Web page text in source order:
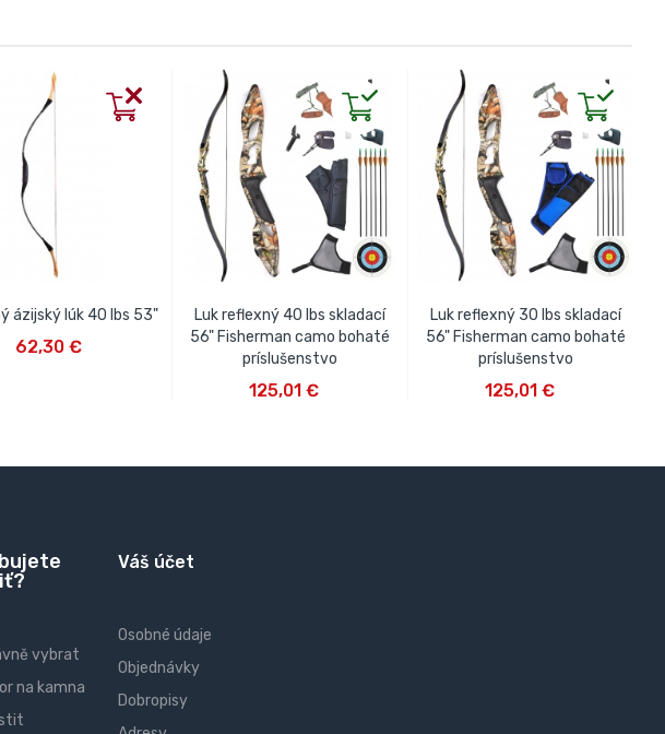
ázijský lúk 40 lbs 53"
62,30 €
Luk reflexný 40 lbs skladací
56" Fisherman camo bohaté
príslušenstvo
125,01 €
Luk reflexný 30 lbs skladací
56" Fisherman camo bohaté
príslušenstvo
125,01 €
vybrat
na kamna
Váš účet
Osobné údaje
Objednávky
Dobropisy